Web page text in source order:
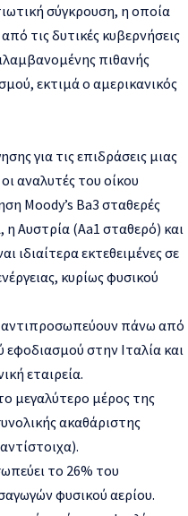
σύγκρουση, η οποία
από τις δυτικές κυβερνήσεις
πιθανής
εκτιμά ο αμερικανικός
για τις επιδράσεις μιας
αναλυτές του οίκου
Moody’s Ba3 σταθερές
Αυστρία (Aa1 σταθερό) και
ιδιαίτερα εκτεθειμένες σε
κυρίως φυσικού
αντιπροσωπεύουν πάνω από
εφοδιασμού στην Ιταλία και
εταιρεία.
μεγαλύτερο μέρος της
ακαθάριστης
το 26% του
φυσικού αερίου.